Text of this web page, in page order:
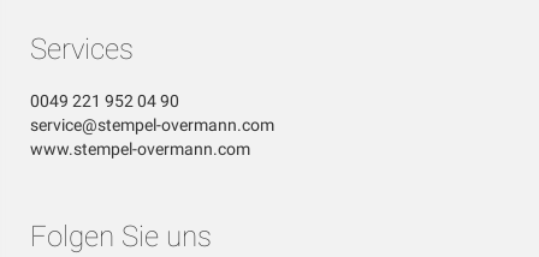
Services
0049 221 952 04 90
service@stempel-overmann.com
www.stempel-overmann.com
Folgen Sie uns